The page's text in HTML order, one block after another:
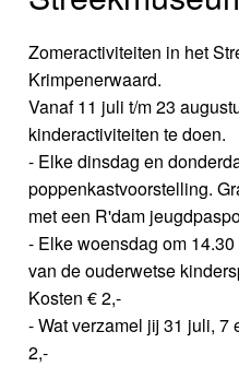
Zomeractiviteiten in het
Krimpenerwaard.
Vanaf 11 juli t/m 23
kinderactiviteiten te doen.
- Elke dinsdag en
poppenkastvoorstelling.
met een R'dam
- Elke woensdag om
van de ouderwetse
Kosten € 2,-
- Wat verzamel jij 31 juli, 7
2,-